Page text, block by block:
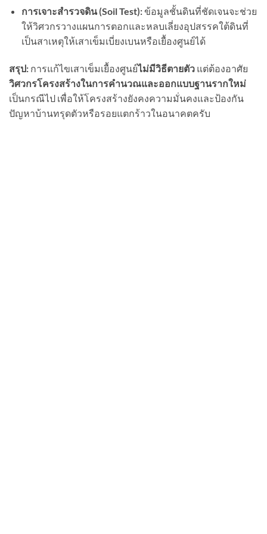
การเจาะสำรวจดิน (Soil Test):ข้อมูลชั้นดินที่ชัดเจนจะช่วย
ให้วิศวกรวางแผนการตอกและหลบเลี่ยงอุปสรรคใต้ดินที่
เป็นสาเหตุให้เสาเข็มเบี่ยงเบนหรือเยื้องศูนย์ได้
สรุป: การแก้ไขเสาเข็มเยื้องศูนย์ไม่มีวิธีตายตัว แต่ต้องอาศัย
วิศวกรโครงสร้างในการคำนวณและออกแบบฐานรากใหม่
เป็นกรณีไป เพื่อให้โครงสร้างยังคงความมั่นคงและป้องกัน
ปัญหาบ้านทรุดตัวหรือรอยแตกร้าวในอนาคตครับ